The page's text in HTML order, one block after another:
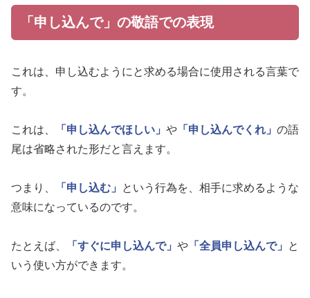
「申し込んで」の敬語での表現
これは、申し込むようにと求める場合に使用される言葉で
す。
これは、 「申し込んでほしい」 や 「申し込んでくれ」 の語
尾は省略された形だと言えます。
つまり、 「申し込む」
という行為を、相手に求めるような
意味になっているのです。
たとえば、 「すぐに申し込んで」 や 「全員申し込んで」
と
いう使い方ができます。